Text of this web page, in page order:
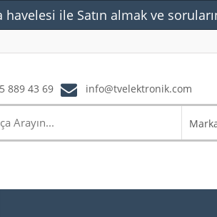
889 43 69 info@tvelektronik.com
havelesi ile Satın almak ve